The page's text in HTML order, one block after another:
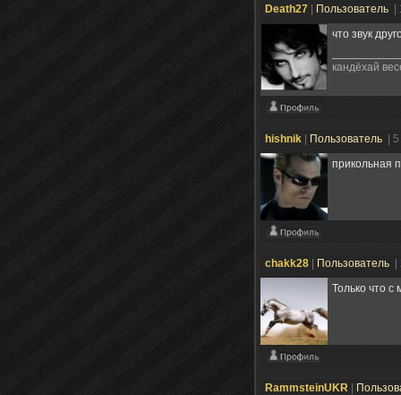
Death27 Пользователь
что звук
кандёхай
hishnik Пользователь
|
прикольная
chakk28 Пользователь
Только что с
RammsteinUKR